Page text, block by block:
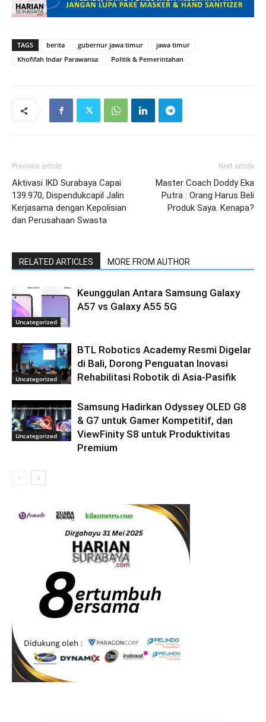
TAGS berita gubernur jawa timur
jawa timur
Khofifah Indar Parawansa
Politik & Pemerintahan
Previous article
Aktivasi IKD Surabaya Capai
139.970, Dispendukcapil Jalin
Kerjasama dengan Kepolisian
dan Perusahaan Swasta
Next article
Master Coach Doddy Eka
Putra : Orang Harus Beli
Produk Saya. Kenapa?
RELATED ARTICLES MORE FROM AUTHOR
Uncategorized
Keunggulan Antara Samsung Galaxy
A57 vs Galaxy A55 5G
Uncategorized
BTL Robotics Academy Resmi Digelar
di Bali, Dorong Penguatan Inovasi
Rehabilitasi Robotik di Asia-Pasifik
Uncategorized
Samsung Hadirkan Odyssey OLED G8
& G7 untuk Gamer Kompetitif, dan
ViewFinity S8 untuk Produktivitas
Premium